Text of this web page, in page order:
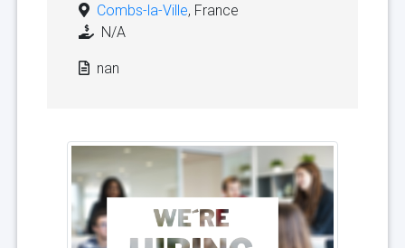
Combs-la-Ville, France
N/A
nan